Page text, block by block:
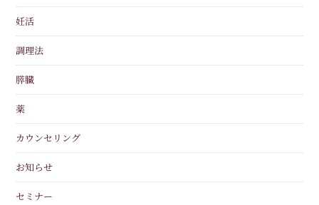
妊活
調理法
膵臓
薬
カウンセリング
お知らせ
セミナー